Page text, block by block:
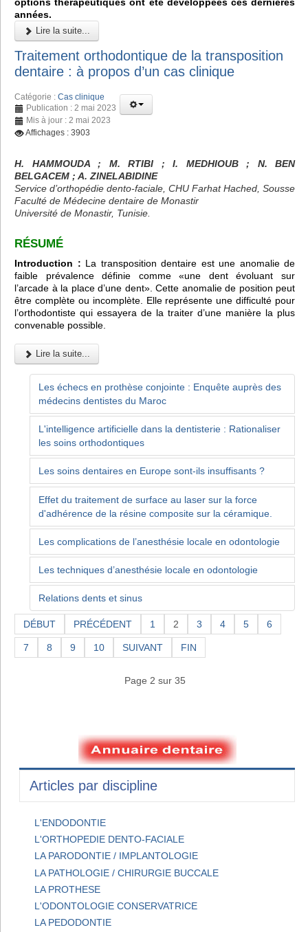
options thérapeutiques ont été développées ces dernières
années.
Lire la suite...
Traitement orthodontique de la transposition
dentaire : à propos d’un cas clinique
Catégorie : Cas clinique
Publication : 2 mai 2023
Mis à jour : 2 mai 2023
Affichages : 3903
H. HAMMOUDA ; M. RTIBI ; I. MEDHIOUB ; N. BEN
BELGACEM ; A. ZINELABIDINE
Service d’orthopédie dento-faciale, CHU Farhat Hached, Sousse
Faculté de Médecine dentaire de Monastir
Université de Monastir, Tunisie.
RÉSUMÉ
Introduction : La transposition dentaire est une anomalie de
faible prévalence définie comme «une dent évoluant sur
l’arcade à la place d’une dent». Cette anomalie de position peut
être complète ou incomplète. Elle représente une difficulté pour
l’orthodontiste qui essayera de la traiter d’une manière la plus
convenable possible.
Lire la suite...
Les échecs en prothèse conjointe : Enquête auprès des
médecins dentistes du Maroc
L'intelligence artificielle dans la dentisterie : Rationaliser
les soins orthodontiques
Les soins dentaires en Europe sont-ils insuffisants ?
Effet du traitement de surface au laser sur la force
d'adhérence de la résine composite sur la céramique.
Les complications de l’anesthésie locale en odontologie
Les techniques d’anesthésie locale en odontologie
Relations dents et sinus
DÉBUT PRÉCÉDENT 1 2 3 4 5 6
7 8 9 10 SUIVANT FIN
Page 2 sur 35
Articles par discipline
L'ENDODONTIE
L'ORTHOPEDIE DENTO-FACIALE
LA PARODONTIE / IMPLANTOLOGIE
LA PATHOLOGIE / CHIRURGIE BUCCALE
LA PROTHESE
L'ODONTOLOGIE CONSERVATRICE
LA PEDODONTIE